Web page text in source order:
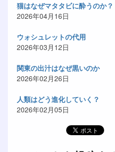
猫はなぜマタタビに酔うのか？
2026年04月16日
ウォシュレットの代用
2026年03月12日
関東の出汁はなぜ黒いのか
2026年02月26日
人類はどう進化していく？
2026年02月05日